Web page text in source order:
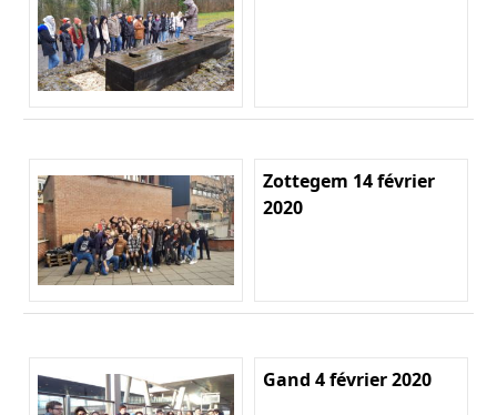
Zottegem 14 février
2020
Gand 4 février 2020